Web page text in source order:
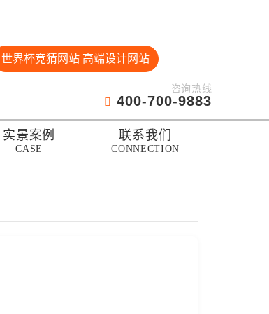
世界杯竞猜网站 高端设计网站
咨询热线
400-700-9883
实景案例
CASE
联系我们
CONNECTION